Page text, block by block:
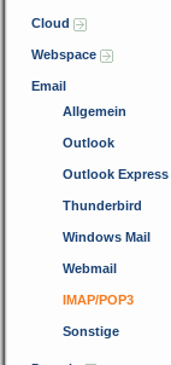
Cloud
Webspace
Email
Allgemein
Outlook
Outlook Express
Thunderbird
Windows Mail
Webmail
IMAP/POP3
Sonstige